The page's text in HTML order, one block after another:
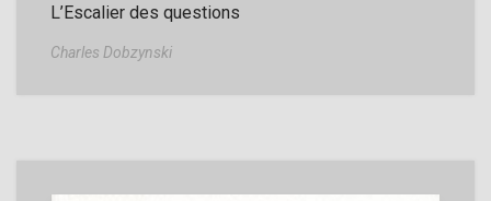
L’Escalier des questions
Charles Dobzynski